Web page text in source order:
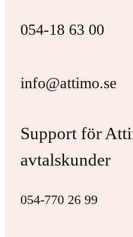
054-18 63 00
info@attimo.se
Support för
avtalskunder
054-770 26 99